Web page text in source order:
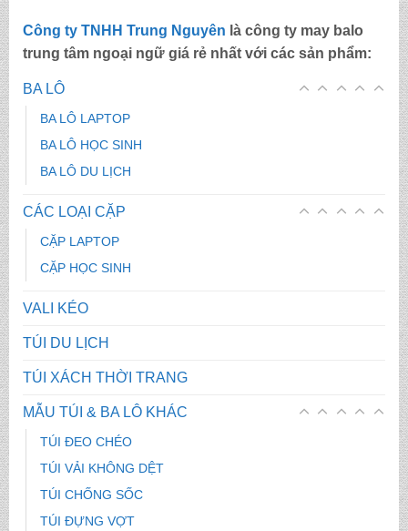
Công ty TNHH Trung Nguyên là công ty may balo
trung tâm ngoại ngữ giá rẻ nhấtvới các sản phẩm:
BA LÔ
BA LÔ LAPTOP
BA LÔ HỌC SINH
BA LÔ DU LỊCH
CÁC LOẠI CẶP
CẶP LAPTOP
CẶP HỌC SINH
VALI KÉO
TÚI DU LỊCH
TÚI XÁCH THỜI TRANG
MẪU TÚI & BA LÔ KHÁC
TÚI ĐEO CHÉO
TÚI VẢI KHÔNG DỆT
TÚI CHỐNG SỐC
TÚI ĐỰNG VỢT